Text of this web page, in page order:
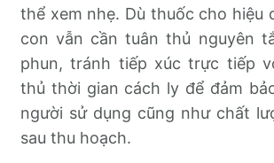
thể xem nhẹ. Dù thuốc cho hiệu
con vẫn cần tuân thủ nguyên
phun, tránh tiếp xúc trực tiếp
thủ thời gian cách ly để đảm
người sử dụng cũng như chất
sau thu hoạch.